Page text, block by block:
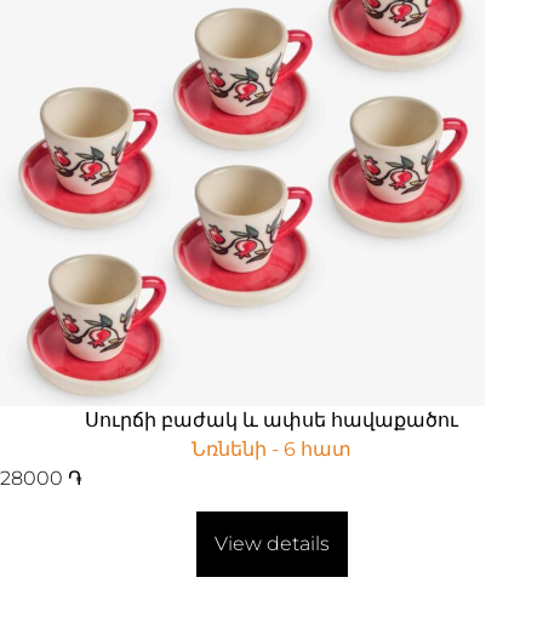
Սուրճի բաժակ և ափսե հավաքածու
Նռնենի - 6 հատ
28000 ֏
View details